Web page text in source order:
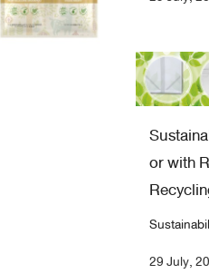
or with
29 July,